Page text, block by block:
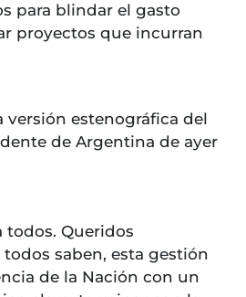
para blindar el gasto
proyectos que incurran
estenográfica del
de Argentina de ayer
todos. Queridos
saben, esta gestión
de la Nación con un